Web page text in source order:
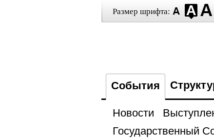
Размер шрифта:
События
Новости
Государственный